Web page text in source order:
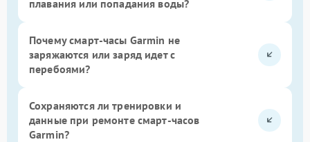
плавания или попадания воды?
Почему смарт-часы Garmin не
заряжаются или заряд идет с
перебоями?
Сохраняются ли тренировки и
данные при ремонте смарт-часов
Garmin?